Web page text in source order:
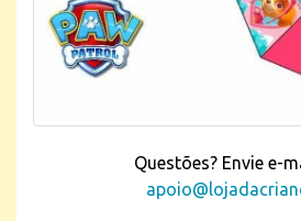
Questões? Envie e-